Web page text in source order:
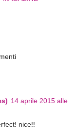
14 aprile 2015 alle
nice!!